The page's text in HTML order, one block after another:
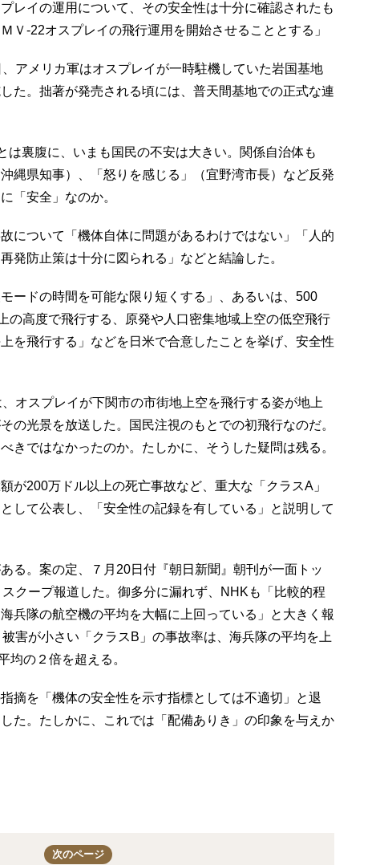
レイの運用について、その安全性は十分に確認されたも
Ｖ-22オスプレイの飛行運用を開始させることとする」
アメリカ軍はオスプレイが一時駐機していた岩国基地
た。拙著が発売される頃には、普天間基地での正式な連
は裏腹に、いまも国民の不安は大きい。関係自治体も
縄県知事）、「怒りを感じる」（宜野湾市長）など反発
「安全」なのか。
について「機体自体に問題があるわけではない」「人的
発防止策は十分に図られる」などと結論した。
ードの時間を可能な限り短くする」、あるいは、500
の高度で飛行する、原発や人口密集地域上空の低空飛行
を飛行する」などを日米で合意したことを挙げ、安全性
オスプレイが下関市の市街地上空を飛行する姿が地上
の光景を放送した。国民注視のもとでの初飛行なのだ。
きではなかったのか。たしかに、そうした疑問は残る。
が200万ドル以上の死亡事故など、重大な「クラスA」
して公表し、「安全性の記録を有している」と説明して
る。案の定、７月20日付『朝日新聞』朝刊が一面トッ
クープ報道した。御多分に漏れず、NHKも「比較的程
兵隊の航空機の平均を大幅に上回っている」と大きく報
害が小さい「クラスB」の事故率は、海兵隊の平均を上
均の２倍を超える。
摘を「機体の安全性を示す指標としては不適切」と退
た。たしかに、これでは「配備ありき」の印象を与えか
次のページ